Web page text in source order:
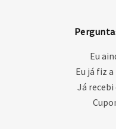
Eu
Eu já fiz
Já recebi